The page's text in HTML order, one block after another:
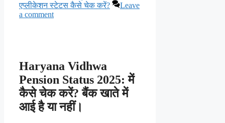
एप्लीकेशन स्टेटस कैसे चेक करें?
Leave
a comment
Haryana Vidhwa
Pension Status 2025: में
कैसे चेक करें? बैंक खाते में
आई है या नहीं।